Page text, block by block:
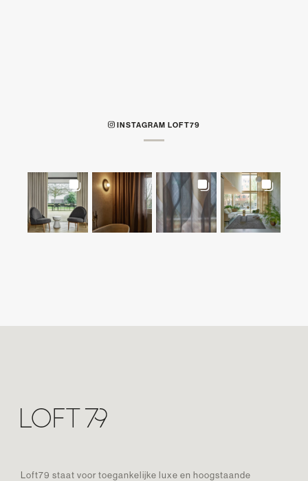
INSTAGRAM LOFT79
Loft79 staat voor toegankelijke luxe en hoogstaande